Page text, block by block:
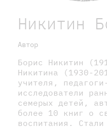
Никитин
Автор
Борис Никитин
Никитина (1930-
учителя,
исследователи
семерых детей,
более 10 книг о
воспитания.